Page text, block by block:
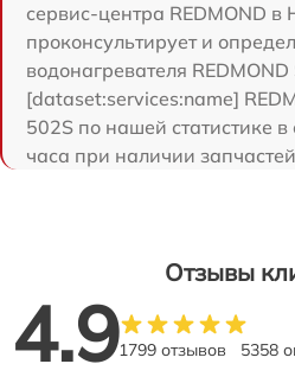
сервис-центра REDMOND
проконсультирует и
водонагревателя
[dataset:services:name]
502S по нашей статистике
часа при наличии
Отзывы
4.91799 отзывов 5358